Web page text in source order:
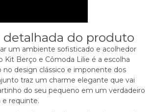
detalhada do produto
um ambiente sofisticado e acolhedor
Kit Berço e Cômoda Lilie é a escolha
no design clássico e imponente dos
traz um charme elegante que vai
do seu pequeno em um verdadeiro
e requinte.